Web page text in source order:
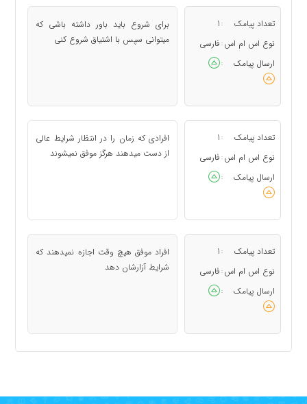
تعداد پیامک :
1
نوع اس ام اس : فارسی
ارسال پیامک
:
برای شروع باید باور داشته باشی که
میتوانی سپس با اشتیاق شروع کنی
تعداد پیامک :
1
نوع اس ام اس : فارسی
ارسال پیامک
:
افرادی که زمان را در انتظار شرایط عالی
از دست میدهند هرگز موفق نمیشوند
تعداد پیامک :
1
نوع اس ام اس : فارسی
ارسال پیامک
:
افراد موفق هیچ وقت اجازه نمیدهند که
شرایط آزارشان دهد